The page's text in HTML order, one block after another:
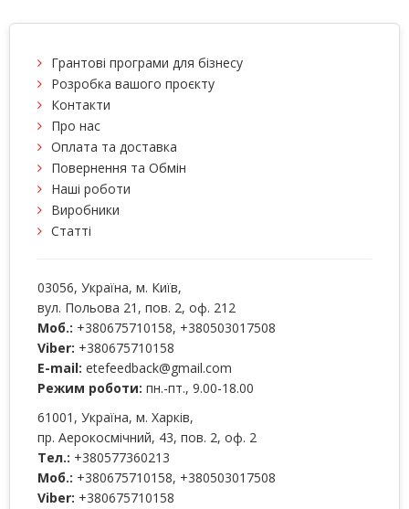
Грантові програми для бізнесу
Розробка вашого проєкту
Контакти
Про нас
Оплата та доставка
Повернення та Обмін
Наші роботи
Виробники
Статті
03056, Україна, м. Київ,
вул. Польова 21, пов. 2, оф. 212
Моб.: +380675710158, +380503017508
Viber: +380675710158
E-mail: etefeedback@gmail.com
Режим роботи: пн.-пт., 9.00-18.00
61001 , Україна, м. Харків,
пр. Аерокосмічний, 43, пов. 2, оф. 2
Тел.: +380577360213
Моб.: +380675710158, +380503017508
Viber: +380675710158